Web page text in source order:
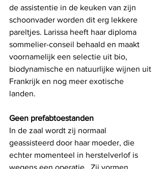
de assistentie in de keuken van zijn
schoonvader worden dit erg lekkere
pareltjes. Larissa heeft haar diploma
sommelier-conseil behaald en maakt
voornamelijk een selectie uit bio,
biodynamische en natuurlijke wijnen uit
Frankrijk en nog meer exotische
landen.
Geen prefabtoestanden
In de zaal wordt zij normaal
geassisteerd door haar moeder, die
echter momenteel in herstelverlof is
wegens een operatie.  Zij vormen